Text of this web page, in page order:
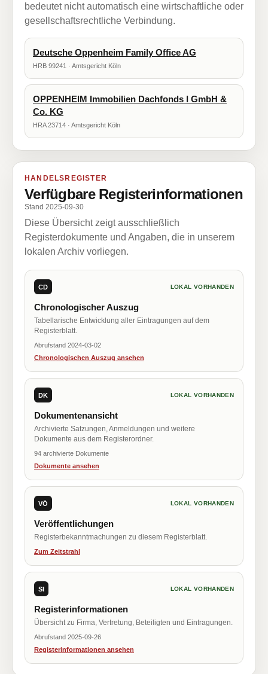
bedeutet nicht automatisch eine wirtschaftliche oder
gesellschaftsrechtliche Verbindung.
Deutsche Oppenheim Family Office AG
HRB 99241 · Amtsgericht Köln
OPPENHEIM Immobilien Dachfonds I GmbH &
Co. KG
HRA 23714 · Amtsgericht Köln
HANDELSREGISTER
Verfügbare Registerinformationen
Stand 2025-09-30
Diese Übersicht zeigt ausschließlich
Registerdokumente und Angaben, die in unserem
lokalen Archiv vorliegen.
CD LOKAL VORHANDEN
Chronologischer Auszug
Tabellarische Entwicklung aller Eintragungen auf dem
Registerblatt.
Abrufstand 2024-03-02
Chronologischen Auszug ansehen
DK LOKAL VORHANDEN
Dokumentenansicht
Archivierte Satzungen, Anmeldungen und weitere
Dokumente aus dem Registerordner.
94 archivierte Dokumente
Dokumente ansehen
VÖ LOKAL VORHANDEN
Veröffentlichungen
Registerbekanntmachungen zu diesem Registerblatt.
Zum Zeitstrahl
SI LOKAL VORHANDEN
Registerinformationen
Übersicht zu Firma, Vertretung, Beteiligten und Eintragungen.
Abrufstand 2025-09-26
Registerinformationen ansehen